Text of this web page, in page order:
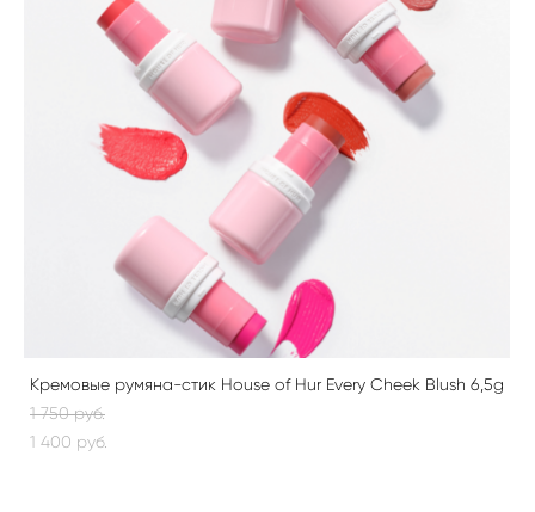
Кремовые румяна-стик House of Hur Every Cheek Blush 6,5g
1 750 pуб.
1 400 pуб.